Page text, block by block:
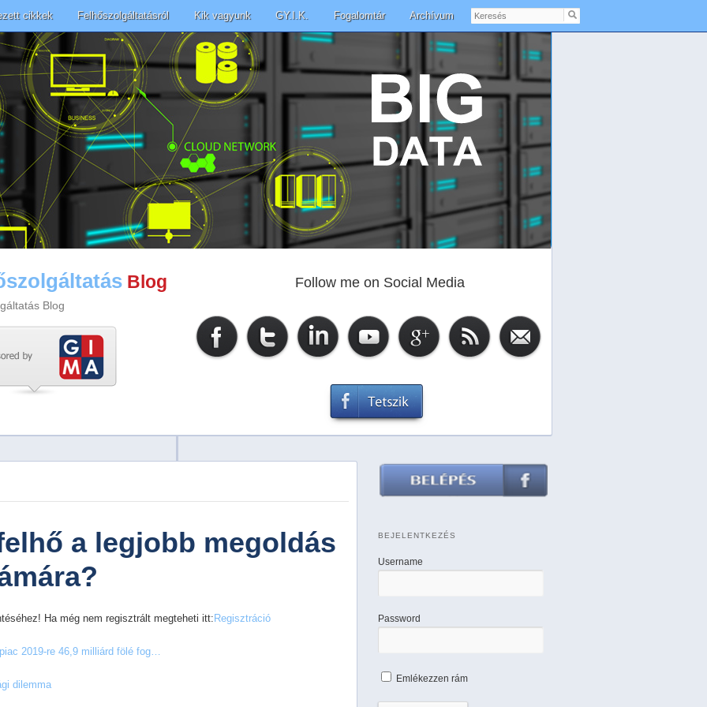
cikkek Felhőszolgáltatásról Kik vagyunk GY.I.K. Fogalomtár Archívum
Keresés
Blog
Blog
Follow me on Social Media
a legjobb megoldás
Ha még nem regisztrált megteheti itt:Regisztráció
2019-re 46,9 milliárd fölé fog…
dilemma
BEJELENTKEZÉS
Username
Password
Emlékezzen rám